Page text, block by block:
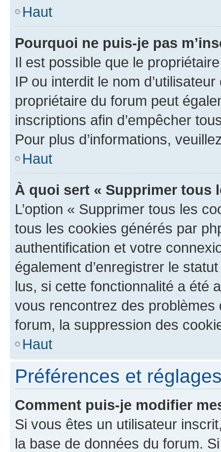
Haut
Pourquoi ne puis-je pas
Il est possible que le
IP ou interdit le nom
propriétaire du forum peut
inscriptions afin d’empêcher
Pour plus d’informations,
Haut
À quoi sert « Supprimer tous
L’option « Supprimer tous les
tous les cookies générés par
authentification et votre
également d’enregistrer le
lus, si cette fonctionnalité a été
vous rencontrez des
forum, la suppression des
Haut
Préférences et
Comment puis-je modifier
Si vous êtes un utilisateur
la base de données du forum.